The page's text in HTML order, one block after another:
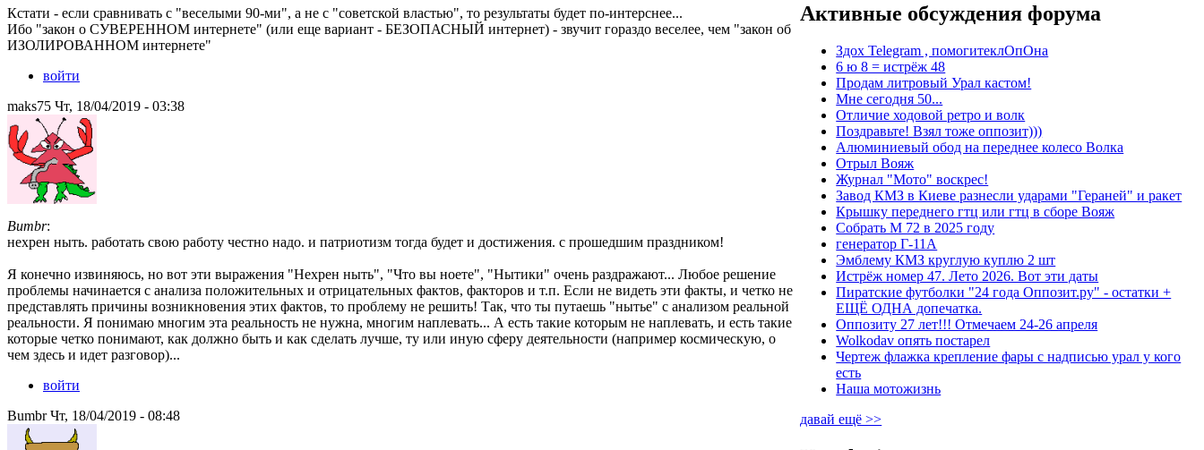
Кстати - если сравнивать с "веселыми 90-ми", а не с "советской властью", то результаты будет по-интерснее...
Ибо "закон о СУВЕРЕННОМ интернете" (или еще вариант - БЕЗОПАСНЫЙ интернет) - звучит гораздо веселее, чем "закон об
ИЗОЛИРОВАННОМ интернете"
войти
maks75 Чт, 18/04/2019 - 03:38
Bumbr:
нехрен ныть. работать свою работу честно надо. и патриотизм тогда будет и достижения. с прошедшим праздником!
Я конечно извиняюсь, но вот эти выражения "Нехрен ныть", "Что вы ноете", "Нытики" очень раздражают... Любое решение
проблемы начинается с анализа положительных и отрицательных фактов, факторов и т.п. Если не видеть эти факты, и четко не
представлять причины возникновения этих фактов, то проблему не решить! Так, что ты путаешь "нытье" с анализом реальной
реальности. Я понимаю многим эта реальность не нужна, многим наплевать... А есть такие которым не наплевать, и есть такие
которые четко понимают, как должно быть и как сделать лучше, ту или иную сферу деятельности (например космическую, о
чем здесь и идет разговор)...
войти
Bumbr Чт, 18/04/2019 - 08:48
Активные обсуждения форума
Здох Telegram , помогитеклОпОна
6 ю 8 = истрёж 48
Продам литровый Урал кастом!
Мне сегодня 50...
Отличие ходовой ретро и волк
Поздравьте! Взял тоже оппозит)))
Алюминиевый обод на переднее колесо Волка
Отрыл Вояж
Журнал "Мото" воскрес!
Завод КМЗ в Киеве разнесли ударами "Гераней" и ракет
Крышку переднего гтц или гтц в сборе Вояж
Собрать М 72 в 2025 году
генератор Г-11А
Эмблему КМЗ круглую куплю 2 шт
Истрёж номер 47. Лето 2026. Вот эти даты
Пиратские футболки "24 года Оппозит.ру" - остатки +
ЕЩЁ ОДНА допечатка.
Оппозиту 27 лет!!! Отмечаем 24-26 апреля
Wolkodav опять постарел
Чертеж флажка крепление фары с надписью урал у кого
есть
Наша мотожизнь
давай ещё >>